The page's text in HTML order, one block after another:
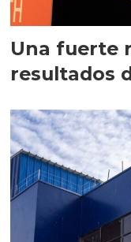
Una fuerte
resultados